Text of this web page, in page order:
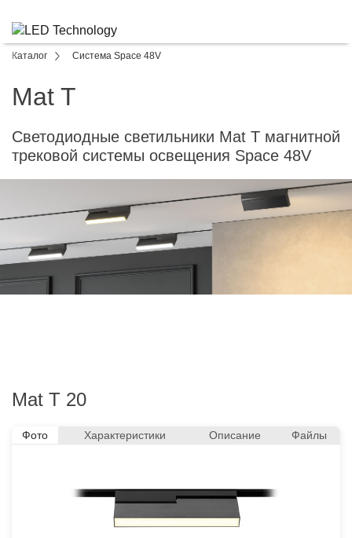
Каталог Система Space 48V
Mat T
Светодиодные светильники Mat T магнитной
трековой системы освещения Space 48V
Mat T 20
Фото Характеристики Описание Файлы